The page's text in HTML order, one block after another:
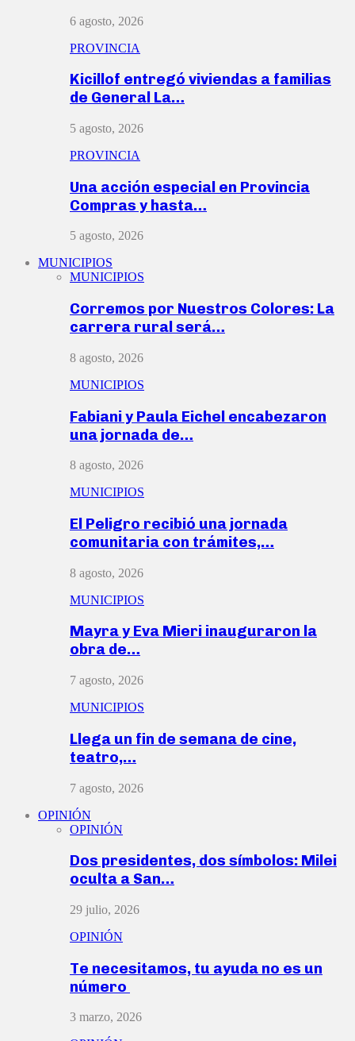
6 agosto, 2026
PROVINCIA
Kicillof entregó viviendas a familias
de General La…
5 agosto, 2026
PROVINCIA
Una acción especial en Provincia
Compras y hasta…
5 agosto, 2026
MUNICIPIOS
MUNICIPIOS
Corremos por Nuestros Colores: La
carrera rural será…
8 agosto, 2026
MUNICIPIOS
Fabiani y Paula Eichel encabezaron
una jornada de…
8 agosto, 2026
MUNICIPIOS
El Peligro recibió una jornada
comunitaria con trámites,…
8 agosto, 2026
MUNICIPIOS
Mayra y Eva Mieri inauguraron la
obra de…
7 agosto, 2026
MUNICIPIOS
Llega un fin de semana de cine,
teatro,…
7 agosto, 2026
OPINIÓN
OPINIÓN
Dos presidentes, dos símbolos: Milei
oculta a San…
29 julio, 2026
OPINIÓN
Te necesitamos, tu ayuda no es un
número
3 marzo, 2026